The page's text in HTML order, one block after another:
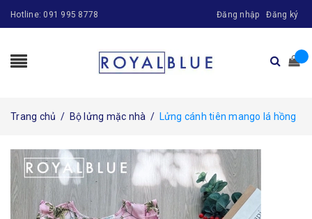
Hotline: 091 995 8778 Đăng nhập Đăng ký
Trang chủ / Bộ lửng mặc nhà / Lửng cánh tiên mango lá hồng